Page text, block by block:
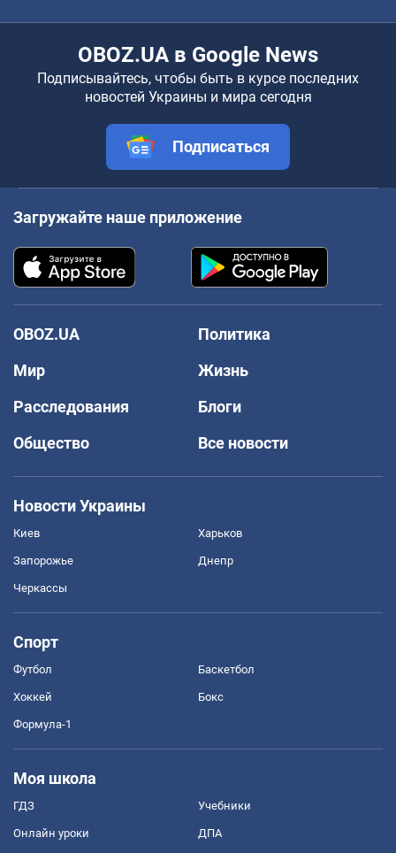
OBOZ.UA в Google News
Подписывайтесь, чтобы быть в курсе последних
новостей Украины и мира сегодня
Подписаться
Загружайте наше приложение
OBOZ.UA
Политика
Мир
Жизнь
Расследования
Блоги
Общество
Все новости
Новости Украины
Киев Харьков
Запорожье Днепр
Черкассы
Спорт
Футбол Баскетбол
Хоккей Бокс
Формула-1
Моя школа
ГДЗ Учебники
Онлайн уроки ДПА